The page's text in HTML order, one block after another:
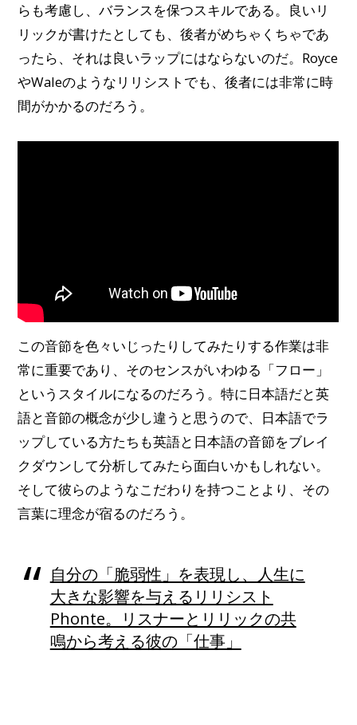
らも考慮し、バランスを保つスキルである。良いリ
リックが書けたとしても、後者がめちゃくちゃであ
ったら、それは良いラップにはならないのだ。Royce
やWaleのようなリリシストでも、後者には非常に時
間がかかるのだろう。
この音節を色々いじったりしてみたりする作業は非
常に重要であり、そのセンスがいわゆる「フロー」
というスタイルになるのだろう。特に日本語だと英
語と音節の概念が少し違うと思うので、日本語でラ
ップしている方たちも英語と日本語の音節をブレイ
クダウンして分析してみたら面白いかもしれない。
そして彼らのようなこだわりを持つことより、その
言葉に理念が宿るのだろう。
自分の「脆弱性」を表現し、人生に
大きな影響を与えるリリシスト
Phonte。リスナーとリリックの共
鳴から考える彼の「仕事」